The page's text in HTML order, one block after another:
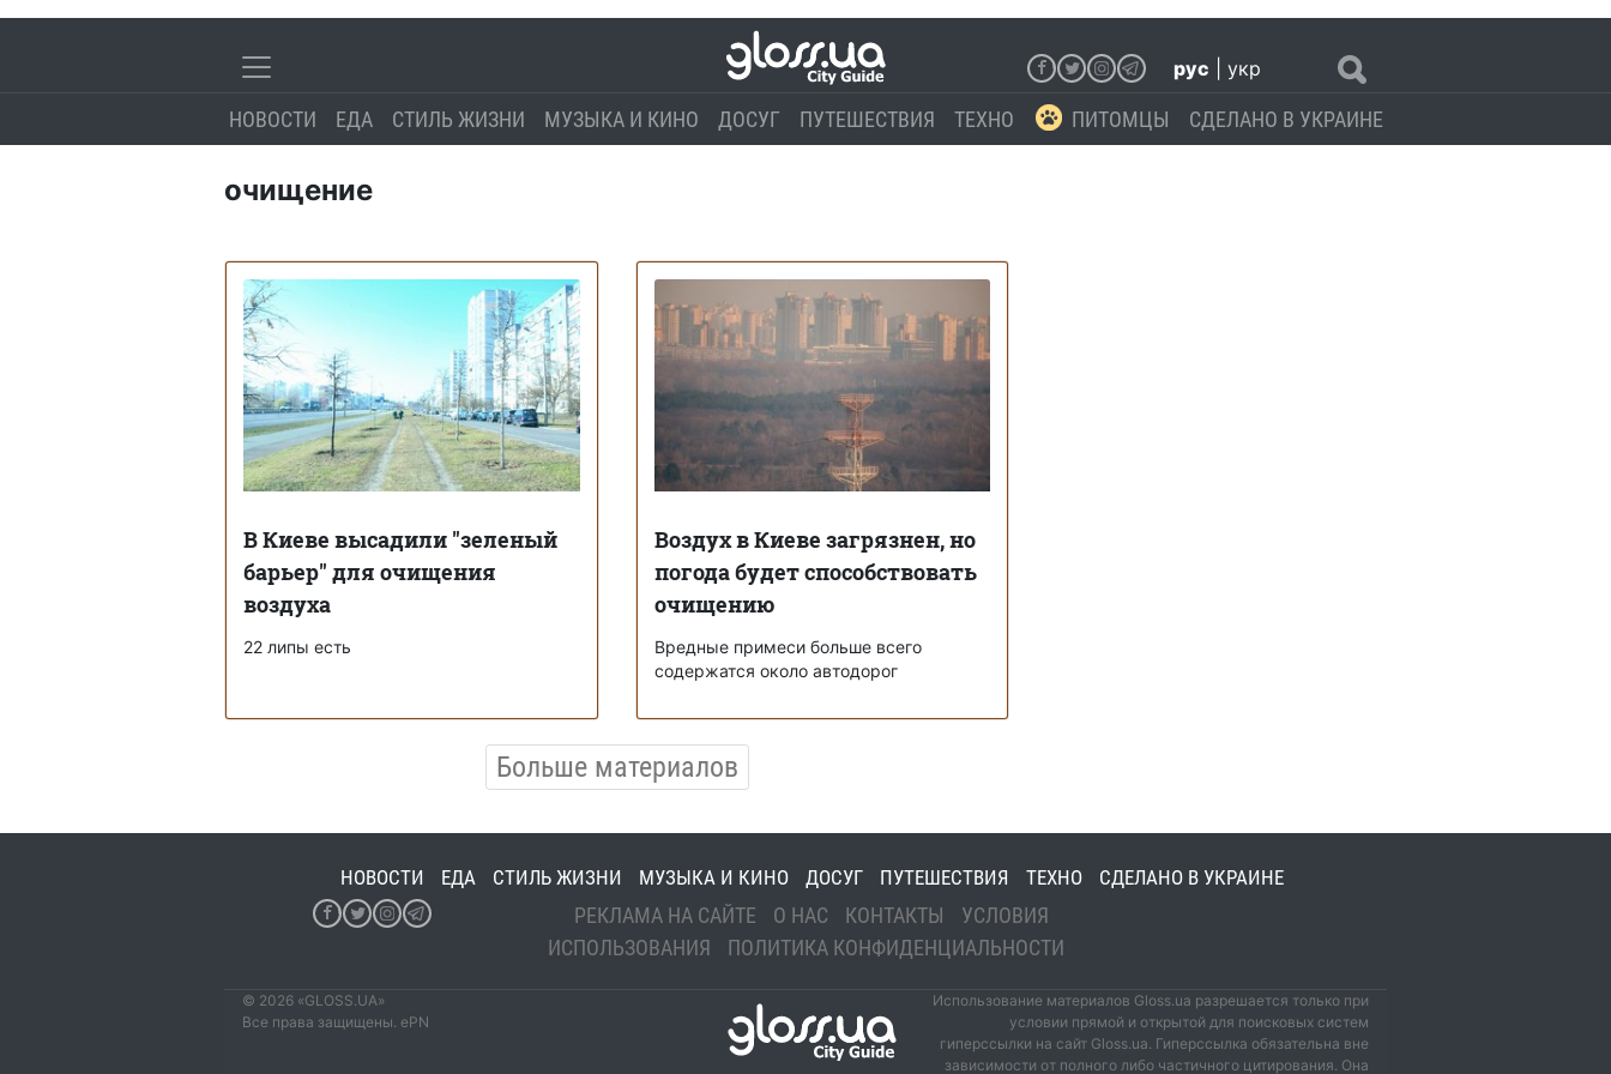
рус укр
НОВОСТИ ЕДА СТИЛЬ ЖИЗНИ МУЗЫКА И КИНО ДОСУГ ПУТЕШЕСТВИЯ ТЕХНО ПИТОМЦЫ СДЕЛАНО В УКРАИНЕ
очищение
В Киеве высадили "зеленый
барьер" для очищения
воздуха
22 липы есть
Воздух в Киеве загрязнен, но
погода будет способствовать
очищению
Вредные примеси больше всего
содержатся около автодорог
Больше материалов
НОВОСТИ ЕДА СТИЛЬ ЖИЗНИ МУЗЫКА И КИНО ДОСУГ ПУТЕШЕСТВИЯ ТЕХНО СДЕЛАНО В УКРАИНЕ
РЕКЛАМА НА САЙТЕ О НАС КОНТАКТЫ
УСЛОВИЯ
ИСПОЛЬЗОВАНИЯ
ПОЛИТИКА КОНФИДЕНЦИАЛЬНОСТИ
© 2026 «GLOSS.UA»
Все права защищены. ePN
Использование материалов Gloss.ua разрешается только при
условии прямой и открытой для поисковых систем
гиперссылки на сайт Gloss.ua. Гиперссылка обязательна вне
зависимости от полного либо частичного цитирования. Она